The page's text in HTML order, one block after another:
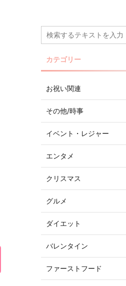
カテゴリー
お祝い関連
その他/時事
イベント・レジャー
エンタメ
クリスマス
グルメ
ダイエット
バレンタイン
ファーストフード